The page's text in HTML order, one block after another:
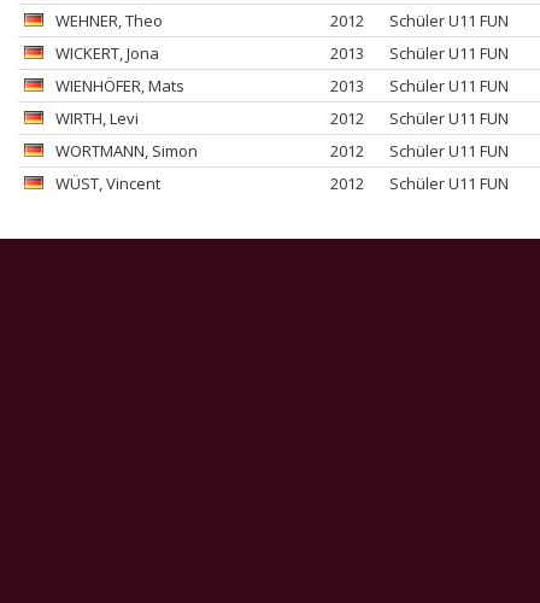
WEHNER, Theo 2012
Schüler U11 FUN
WICKERT, Jona 2013
Schüler U11 FUN
WIENHÖFER, Mats 2013
Schüler U11 FUN
WIRTH, Levi 2012
Schüler U11 FUN
WORTMANN, Simon 2012
Schüler U11 FUN
WÜST, Vincent 2012 Schüler U11 FUN